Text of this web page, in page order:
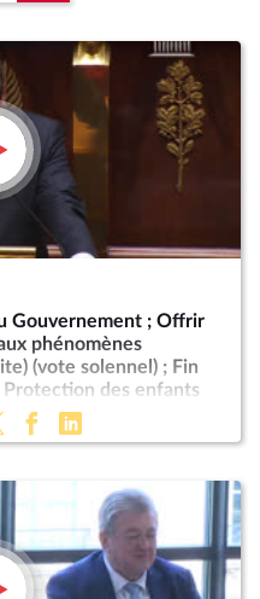
Gouvernement ; Offrir
phénomènes
(vote solennel) ; Fin
des enfants